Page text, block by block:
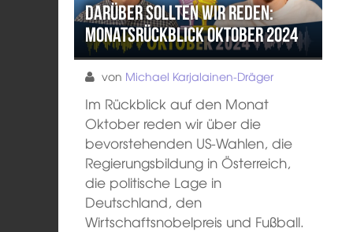
Darüber sollten wir reden:
Monatsrückblick Oktober 2024
von Michael Karjalainen-Dräger
Im Rückblick auf den Monat
Oktober reden wir über die
bevorstehenden US-Wahlen, die
Regierungsbildung in Österreich,
die politische Lage in
Deutschland, den
Wirtschaftsnobelpreis und Fußball.